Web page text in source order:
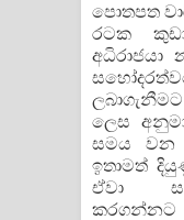
පොතපත
රටක
ලෙස
සමය වන
ඉතාමත්
ඒවා
කරගන්නට